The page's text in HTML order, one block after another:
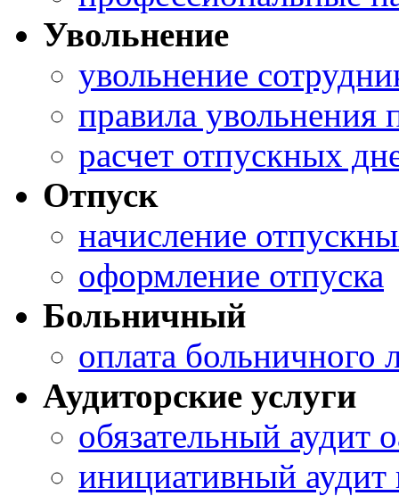
Увольнение
увольнение
правила
расчет отпускных
Отпуск
начисление
оформление отпуска
Больничный
оплата больничного
Аудиторские услуги
обязательный аудит
инициативный аудит